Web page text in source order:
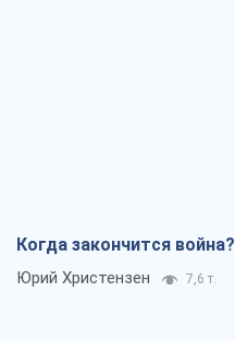
Когда закончится война?
Юрий Христензен 7,6 т.